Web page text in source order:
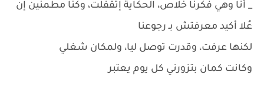
_ أنا وهي فكرنا خلاص، الحكاية إتقفلت، وكنا مطمنين إن
عُلا أكيد معرفتش بـ رجوعنا
لكنها عرفت، وقدرت توصل ليا، ولمكان شغلي
وكانت كمان بتزورني كل يوم يعتبر